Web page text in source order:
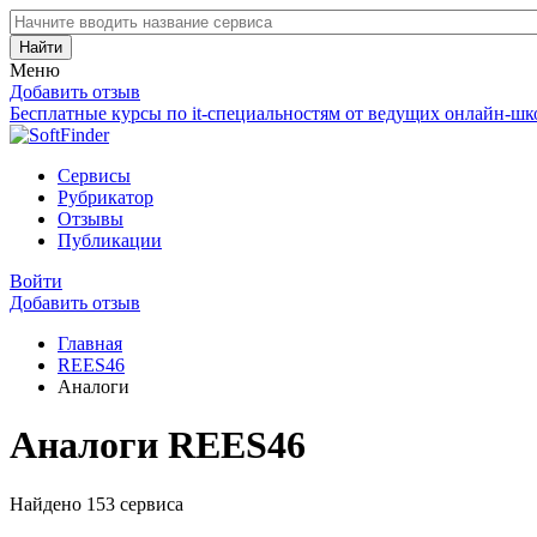
Найти
Меню
Добавить отзыв
Бесплатные курсы по it-специальностям от ведущих онлайн-
Сервисы
Рубрикатор
Отзывы
Публикации
Войти
Добавить отзыв
Главная
REES46
Аналоги
Аналоги REES46
Найдено 153 сервиса